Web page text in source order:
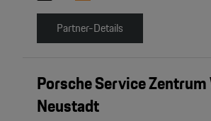
Partner-Details
Porsche Service
Neustadt